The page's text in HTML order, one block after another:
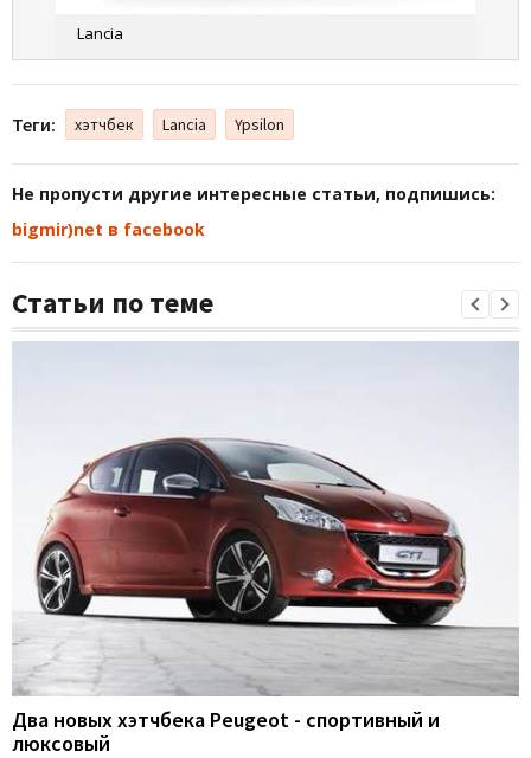
Lancia
Теги: хэтчбек Lancia Ypsilon
Не пропусти другие интересные статьи, подпишись:
bigmir)net в facebook
Статьи по теме
Два новых хэтчбека Peugeot - спортивный и
люксовый